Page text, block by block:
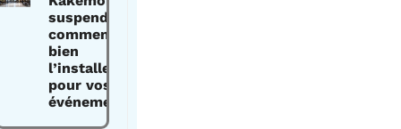
suspendu :
comment
bien
l’installer
pour vos
événements